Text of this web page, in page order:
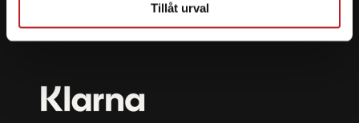
Tillåt urval